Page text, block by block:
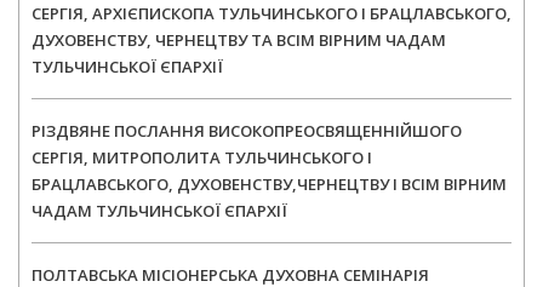
СЕРГІЯ, АРХІЄПИСКОПА ТУЛЬЧИНСЬКОГО І БРАЦЛАВСЬКОГО,
ДУХОВЕНСТВУ, ЧЕРНЕЦТВУ ТА ВСІМ ВІРНИМ ЧАДАМ
ТУЛЬЧИНСЬКОЇ ЄПАРХІЇ
РІЗДВЯНЕ ПОСЛАННЯ ВИСОКОПРЕОСВЯЩЕННІЙШОГО
СЕРГІЯ, МИТРОПОЛИТА ТУЛЬЧИНСЬКОГО І
БРАЦЛАВСЬКОГО, ДУХОВЕНСТВУ,ЧЕРНЕЦТВУ І ВСІМ ВІРНИМ
ЧАДАМ ТУЛЬЧИНСЬКОЇ ЄПАРХІЇ
ПОЛТАВСЬКА МІСІОНЕРСЬКА ДУХОВНА СЕМІНАРІЯ